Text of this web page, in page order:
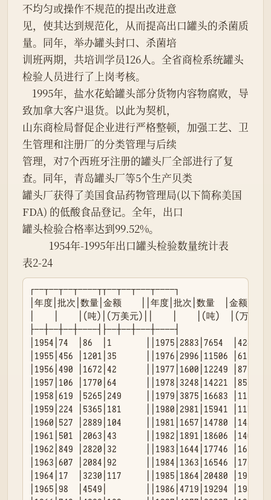
不均匀或操作不规范的提出改进意
见，使其达到规范化，从而提高出口罐头的杀菌质
量。同年，举办罐头封口、杀菌培
训班两期，共培训学员126人。全省商检系统罐头
检验人员进行了上岗考核。
致加拿大客户退货。以此为契机，
山东商检局督促企业进行严格整顿，加强工艺、卫
生管理和注册厂的分类管理与后续
管理，对7个西班牙注册的罐头厂全部进行了复
查。同年，青岛罐头厂等5个生产贝类
罐头厂获得了美国食品药物管理局(以下简称美国
FDA) 的低酸食品登记。全年，出口
罐头检验合格率达到99.52%。
表2-24
┌──┬──┬──┬────┬┬──┬──┬───┬────┐
│年度│批次│数量│金额    ││年度│批次│数量  │金额    │
│    │    │(吨)│(万美元)││    │    │(吨)  │(万美元
├──┼──┼──┼────┤├──┼──┼───┼────┤
│1954│74  │86  │1       ││1975│2883│7654  │424
│1955│456 │1201│35      ││1976│2996│11506 │61
│1956│490 │1672│42      ││1977│1600│12249 │87
│1957│106 │1770│64      ││1978│3248│14221 │85
│1958│619 │5265│249     ││1979│3875│16683 │1137
│1959│224 │5365│181     ││1980│2981│15941 │1170
│1960│527 │2889│104     ││1981│1657│14780 │1483
│1961│501 │2063│43      ││1982│1891│18606 │1400
│1962│849 │2820│32      ││1983│1644│17746 │1619
│1963│607 │2084│92      ││1984│1363│16546 │1734
│1964│17  │3230│117     ││1985│1864│20480 │1922
│1965│98  │4549│        ││1986│4719│19294 │1987